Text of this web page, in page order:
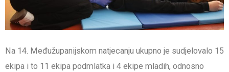
Na 14. Međužupanijskom natjecanju ukupno je sudjelovalo 15
ekipa i to 11 ekipa podmlatka i 4 ekipe mladih, odnosno